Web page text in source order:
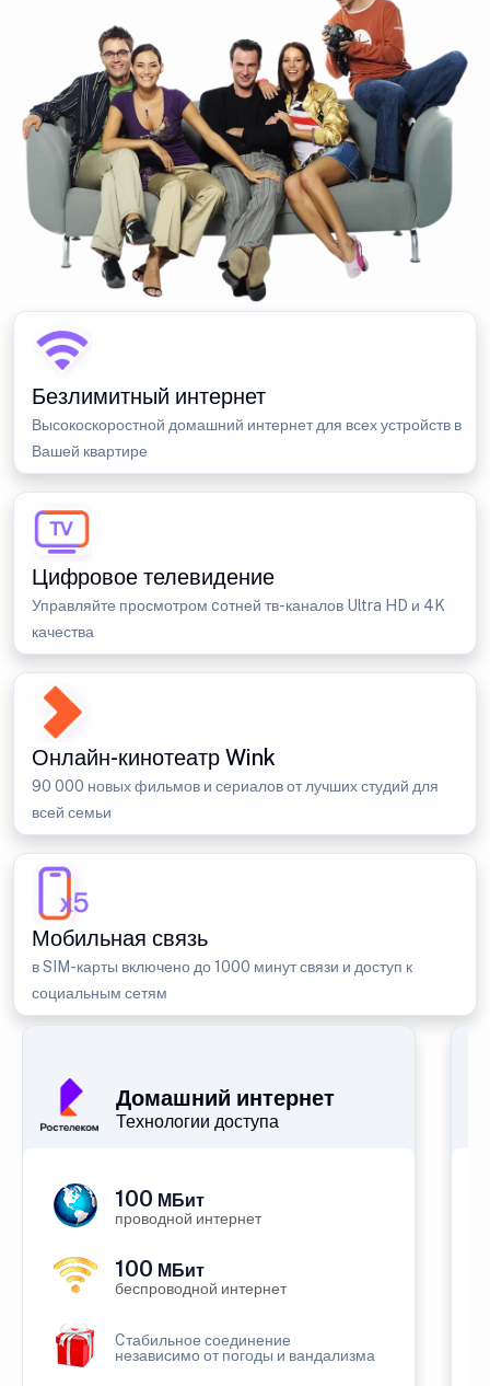
Безлимитный интернет
Высокоскоростной домашний интернет для всех устройств в
Вашей квартире
Цифровое телевидение
Управляйте просмотром cотней тв-каналов Ultra HD и 4K
качества
Онлайн-кинотеатр Wink
90 000 новых фильмов и сериалов от лучших студий для
всей семьи
Мобильная связь
в SIM-карты включено до 1000 минут связи и доступ к
социальным сетям
Домашний интернет
Технологии доступа
100 МБит
проводной интернет
100 МБит
беспроводной интернет
Cтабильное соединение
независимо от погоды и вандализма